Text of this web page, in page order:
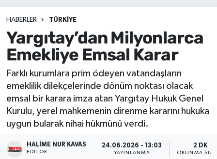
HABERLER TÜRKIYE
Yargıtay’dan Milyonlarca
Emekliye Emsal Karar
Farklı kurumlara prim ödeyen vatandaşların
emeklilik dilekçelerinde dönüm noktası olacak
emsal bir karara imza atan Yargıtay Hukuk Genel
Kurulu, yerel mahkemenin direnme kararını hukuka
uygun bularak nihai hükmünü verdi.
HALIME NUR KAVAS
EDITÖR
24.06.2026 - 13:03
YAYINLANMA
2 DK
OKUNMA
Sağlık
Eğitim
Sivil Toplum
Ekonomi